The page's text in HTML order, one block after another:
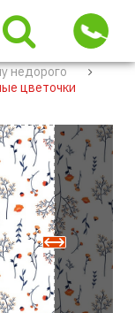
недорого
цветочки